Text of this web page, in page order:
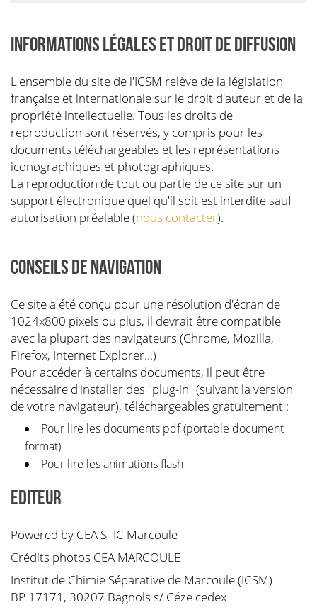
INFORMATIONS LÉGALES ET DROIT DE DIFFUSION
L'ensemble du site de l'ICSM relève de la législation
française et internationale sur le droit d'auteur et de la
propriété intellectuelle. Tous les droits de
reproduction sont réservés, y compris pour les
documents téléchargeables et les représentations
iconographiques et photographiques.
La reproduction de tout ou partie de ce site sur un
support électronique quel qu'il soit est interdite sauf
autorisation préalable (nous contacter).
CONSEILS DE NAVIGATION
Ce site a été conçu pour une résolution d'écran de
1024x800 pixels ou plus, il devrait être compatible
avec la plupart des navigateurs (Chrome, Mozilla,
Firefox, Internet Explorer...)
Pour accéder à certains documents, il peut être
nécessaire d'installer des "plug-in" (suivant la version
de votre navigateur), téléchargeables gratuitement :
Pour lire les documents pdf (portable document
format)
Pour lire les animations flash
EDITEUR
Powered by CEA STIC Marcoule
Crédits photos CEA MARCOULE
Institut de Chimie Séparative de Marcoule (ICSM)
BP 17171, 30207 Bagnols s/ Céze cedex